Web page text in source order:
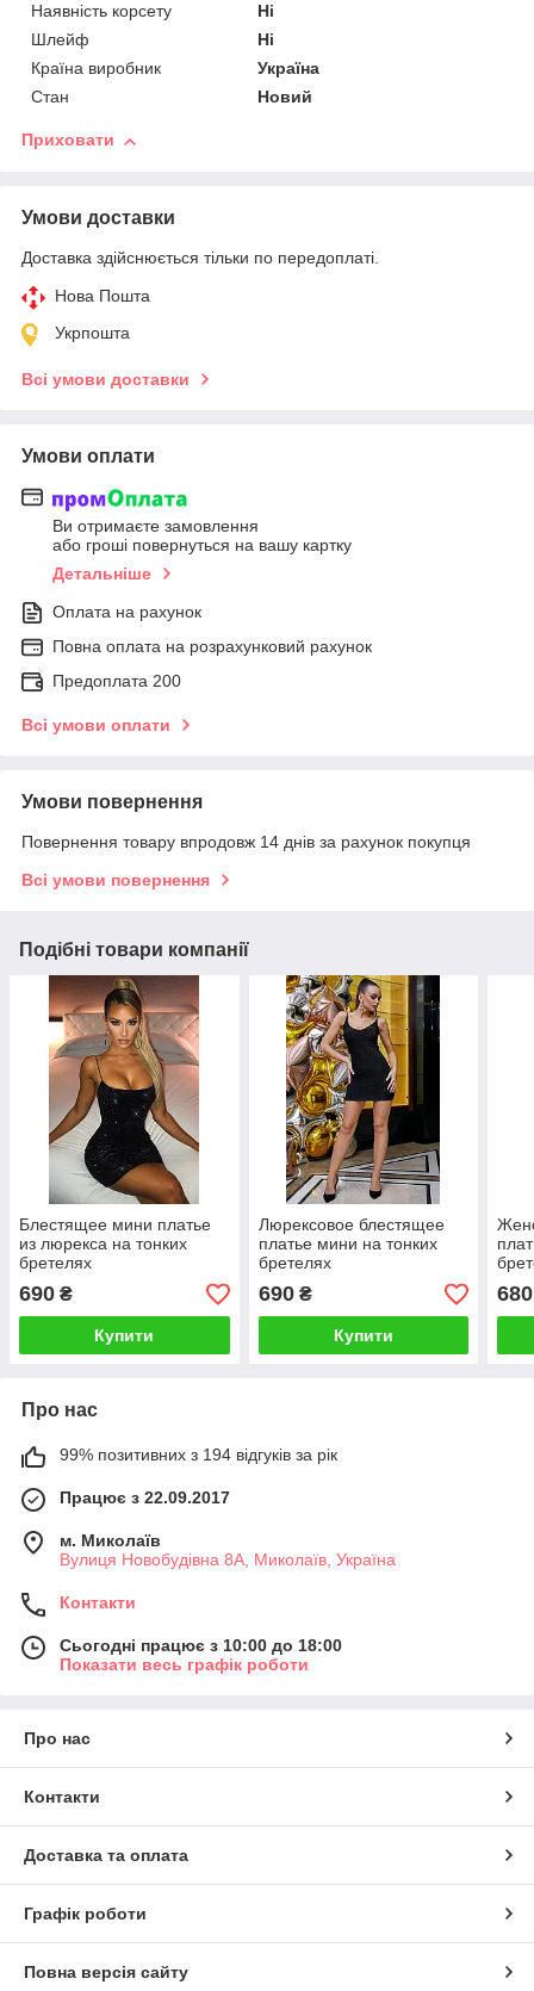
Наявність корсету
Ні
Шлейф
Ні
Країна виробник
Україна
Стан
Новий
Приховати
Умови доставки
Доставка здійснюється тільки по передоплаті.
Нова Пошта
Укрпошта
Всі умови доставки
Умови оплати
Ви отримаєте замовлення
або гроші повернуться на вашу картку
Детальніше
Оплата на рахунок
Повна оплата на розрахунковий рахунок
Предоплата 200
Всі умови оплати
Умови повернення
Повернення товару впродовж 14 днів за рахунок покупця
Всі умови повернення
Подібні товари компанії
Блестящее мини платье
из люрекса на тонких
бретелях
690 ₴
Купити
Люрексовое блестящее
платье мини на тонких
бретелях
690₴
Купити
680
Про нас
99% позитивних з 194 відгуків за рік
Працює з 22.09.2017
м. Миколаїв
Вулиця Новобудівна 8А, Миколаїв, Україна
Контакти
Сьогодні працює з 10:00 до 18:00
Показати весь графік роботи
Про нас
Контакти
Доставка та оплата
Графік роботи
Повна версія сайту